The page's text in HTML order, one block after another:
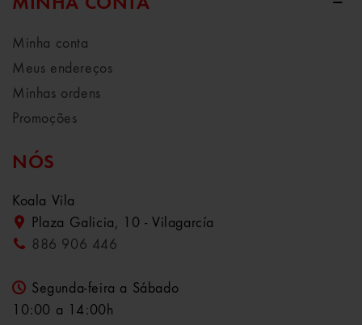
MINHA CONTA
Minha conta
Meus endereços
Minhas ordens
Promoções
NÓS
Koala Vila
Plaza Galicia, 10 - Vilagarcía
886 906 446
Segunda-feira a Sábado
10:00 a 14:00h